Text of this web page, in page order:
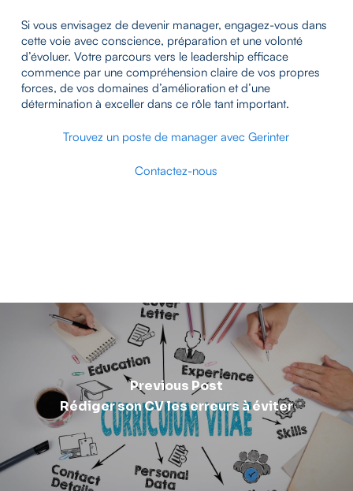
Si vous envisagez de devenir manager, engagez-vous dans
cette voie avec conscience, préparation et une volonté
d’évoluer. Votre parcours vers le leadership efficace
commence par une compréhension claire de vos propres
forces, de vos domaines d’amélioration et d’une
détermination à exceller dans ce rôle tant important.
Trouvez un poste de manager avec Gerinter
Contactez-nous
Previous Post
Rédiger son CV les erreurs à éviter